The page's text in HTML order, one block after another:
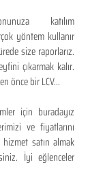
katılım
yöntem kullanır
size raporlarız.
çıkarmak kalır.
önce bir LCV...
için buradayız
ve fiyatlarını
satın almak
İyi eğlenceler